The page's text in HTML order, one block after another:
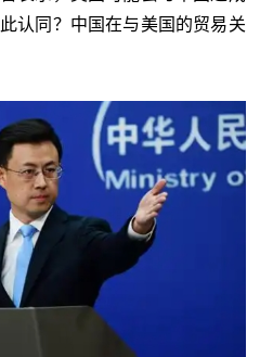
认同？中国在与美国的贸易关